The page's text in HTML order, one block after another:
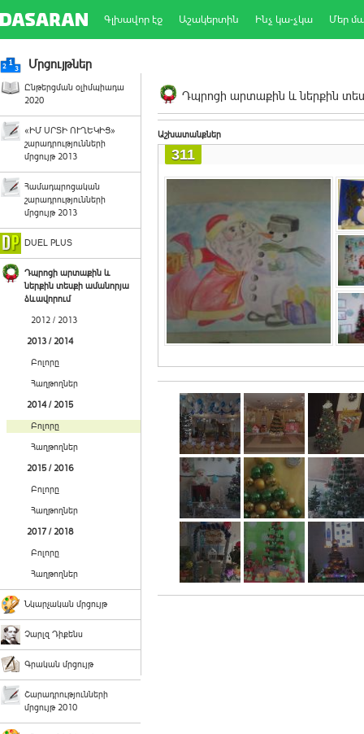
Գլխավոր էջ Աշակերտին Ինչ կա-չկա Մեր
Մրցույթներ
Ընթերցման օլիմպիադա
2020
«ԻՄ ՍՐՏԻ ՈՒՂԵԿԻՑ»
շարադրությունների
մրցույթ 2013
Համադպրոցական
շարադրությունների
մրցույթ 2013
DUEL PLUS
Դպրոցի արտաքին և
ներքին տեսքի ամանորյա
ձևավորում
2012 / 2013
2013 / 2014
Բոլորը
Հաղթողներ
2014 / 2015
Բոլորը
Հաղթողներ
2015 / 2016
Բոլորը
Հաղթողներ
2017 / 2018
Բոլորը
Հաղթողներ
Նկարչական մրցույթ
Չարլզ Դիքենս
Գրական մրցույթ
Շարադրությունների
մրցույթ 2010
Դպրոցի արտաքին և ներքին
Աշխատանքներ
311